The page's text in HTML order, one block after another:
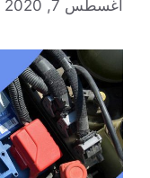
أغسطس 7, 2020